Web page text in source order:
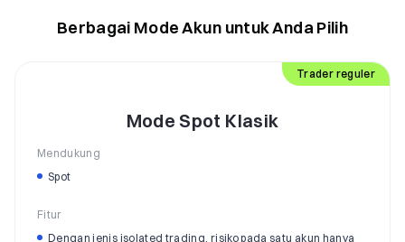
Berbagai Mode Akun untuk Anda Pilih
Mode Spot Klasik
Trader reguler
Mendukung
Spot
Fitur
Dengan jenis isolated trading, risiko pada satu akun hanya